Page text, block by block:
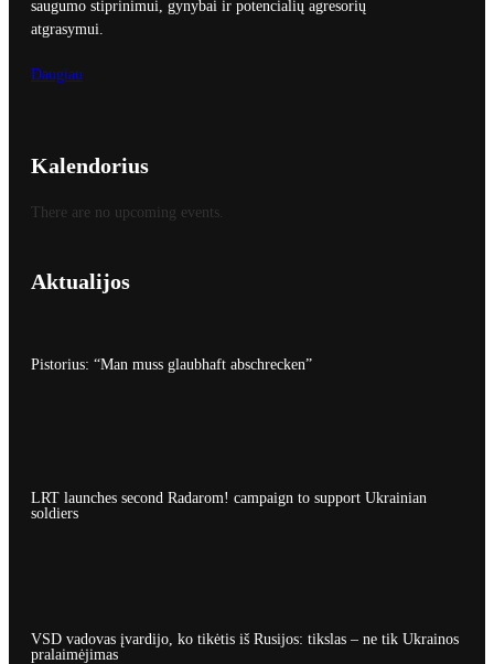
saugumo stiprinimui, gynybai ir potencialių agresorių
atgrasymui.
Daugiau
Kalendorius
There are no upcoming events.
Aktualijos
Pistorius: “Man muss glaubhaft abschrecken”
LRT launches second Radarom! campaign to support Ukrainian
soldiers
VSD vadovas įvardijo, ko tikėtis iš Rusijos: tikslas – ne tik Ukrainos
pralaimėjimas